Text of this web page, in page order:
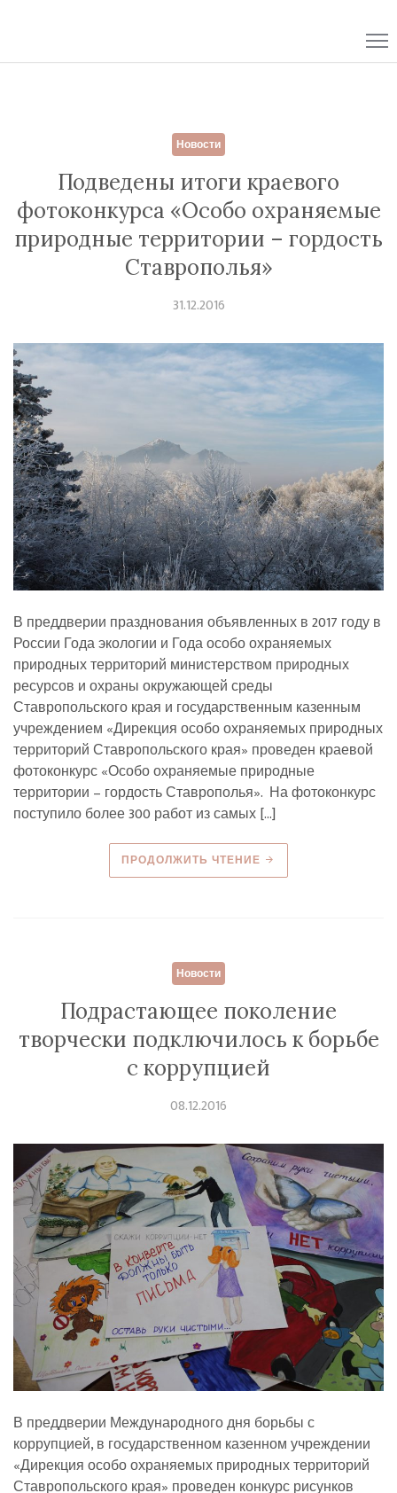
Новости
Подведены итоги краевого
фотоконкурса «Особо охраняемые
природные территории – гордость
Ставрополья»
31.12.2016
В преддверии празднования объявленных в 2017 году в
России Года экологии и Года особо охраняемых
природных территорий министерством природных
ресурсов и охраны окружающей среды
Ставропольского края и государственным казенным
учреждением «Дирекция особо охраняемых природных
территорий Ставропольского края» проведен краевой
фотоконкурс «Особо охраняемые природные
территории – гордость Ставрополья». На фотоконкурс
поступило более 300 работ из самых […]
ПРОДОЛЖИТЬ ЧТЕНИЕ
Новости
Подрастающее поколение
творчески подключилось к борьбе
с коррупцией
08.12.2016
В преддверии Международного дня борьбы с
коррупцией, в государственном казенном учреждении
«Дирекция особо охраняемых природных территорий
Ставропольского края» проведен конкурс рисунков